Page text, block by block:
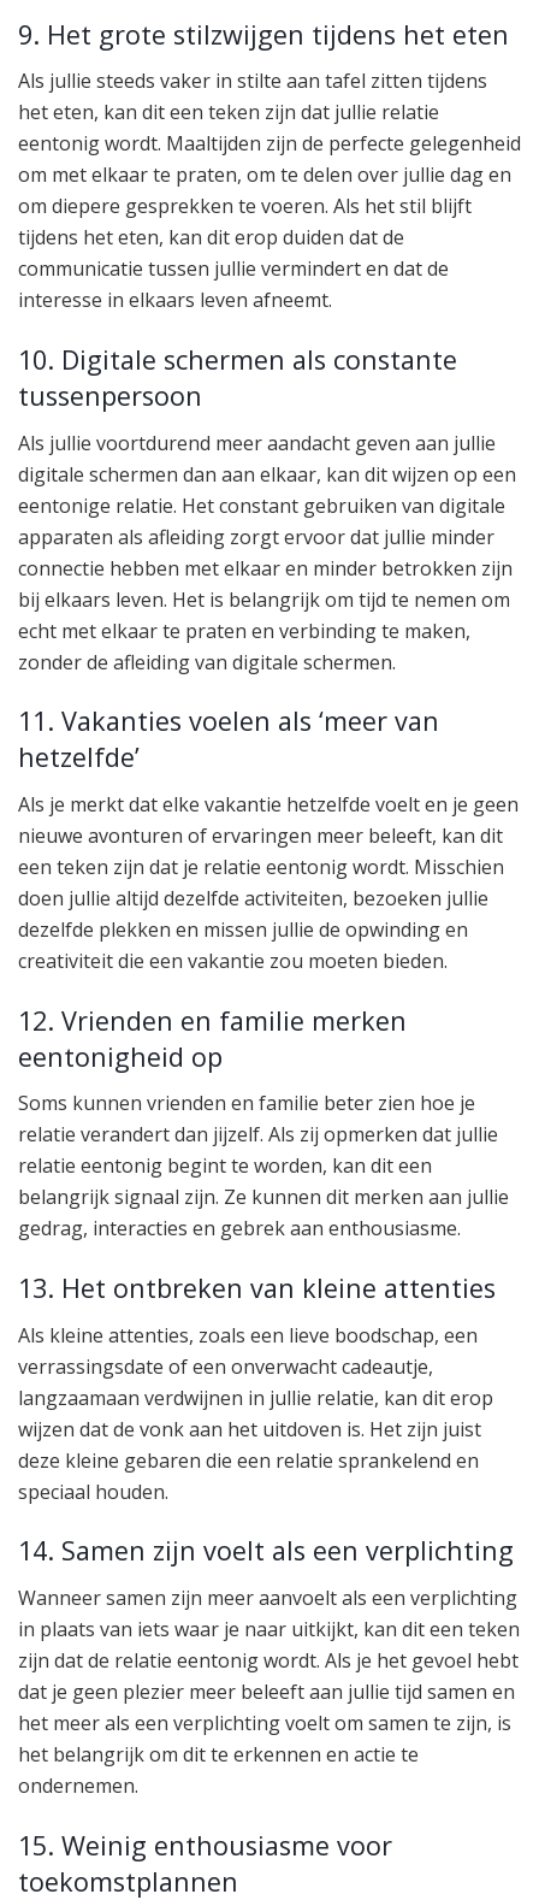
9. Het grote stilzwijgen tijdens het eten
Als jullie steeds vaker in stilte aan tafel zitten tijdens
het eten, kan dit een teken zijn dat jullie relatie
eentonig wordt. Maaltijden zijn de perfecte gelegenheid
om met elkaar te praten, om te delen over jullie dag en
om diepere gesprekken te voeren. Als het stil blijft
tijdens het eten, kan dit erop duiden dat de
communicatie tussen jullie vermindert en dat de
interesse in elkaars leven afneemt.
10. Digitale schermen als constante
tussenpersoon
Als jullie voortdurend meer aandacht geven aan jullie
digitale schermen dan aan elkaar, kan dit wijzen op een
eentonige relatie. Het constant gebruiken van digitale
apparaten als afleiding zorgt ervoor dat jullie minder
connectie hebben met elkaar en minder betrokken zijn
bij elkaars leven. Het is belangrijk om tijd te nemen om
echt met elkaar te praten en verbinding te maken,
zonder de afleiding van digitale schermen.
11. Vakanties voelen als ‘meer van
hetzelfde’
Als je merkt dat elke vakantie hetzelfde voelt en je geen
nieuwe avonturen of ervaringen meer beleeft, kan dit
een teken zijn dat je relatie eentonig wordt. Misschien
doen jullie altijd dezelfde activiteiten, bezoeken jullie
dezelfde plekken en missen jullie de opwinding en
creativiteit die een vakantie zou moeten bieden.
12. Vrienden en familie merken
eentonigheid op
Soms kunnen vrienden en familie beter zien hoe je
relatie verandert dan jijzelf. Als zij opmerken dat jullie
relatie eentonig begint te worden, kan dit een
belangrijk signaal zijn. Ze kunnen dit merken aan jullie
gedrag, interacties en gebrek aan enthousiasme.
13. Het ontbreken van kleine attenties
Als kleine attenties, zoals een lieve boodschap, een
verrassingsdate of een onverwacht cadeautje,
langzaamaan verdwijnen in jullie relatie, kan dit erop
wijzen dat de vonk aan het uitdoven is. Het zijn juist
deze kleine gebaren die een relatie sprankelend en
speciaal houden.
14. Samen zijn voelt als een verplichting
Wanneer samen zijn meer aanvoelt als een verplichting
in plaats van iets waar je naar uitkijkt, kan dit een teken
zijn dat de relatie eentonig wordt. Als je het gevoel hebt
dat je geen plezier meer beleeft aan jullie tijd samen en
het meer als een verplichting voelt om samen te zijn, is
het belangrijk om dit te erkennen en actie te
ondernemen.
15. Weinig enthousiasme voor
toekomstplannen